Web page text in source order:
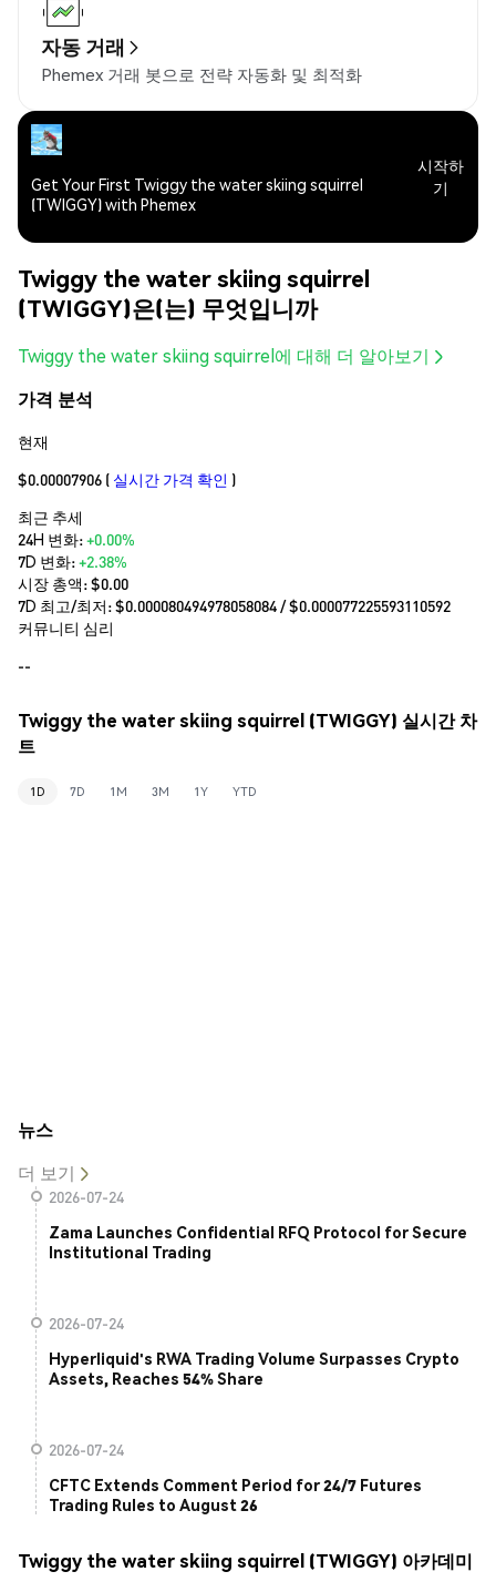
자동 거래
Phemex 거래 봇으로 전략 자동화 및 최적화
Get Your First Twiggy the water skiing squirrel
(TWIGGY) with Phemex
시작하
기
Twiggy the water skiing squirrel
(TWIGGY)은(는) 무엇입니까
Twiggy the water skiing squirrel에 대해 더 알아보기
가격 분석
현재
$0.00007906 ( 실시간 가격 확인 )
최근 추세
24H 변화:+0.00%
7D 변화:+2.38%
시장 총액:$0.00
7D 최고/최저: $0.000080494978058084/ $0.000077225593110592
커뮤니티 심리
--
Twiggy the water skiing squirrel (TWIGGY) 실시간 차
트
1D 7D 1M 3M 1Y YTD
뉴스
더 보기
2026-07-24
Zama Launches Confidential RFQ Protocol for Secure
Institutional Trading
2026-07-24
Hyperliquid's RWA Trading Volume Surpasses Crypto
Assets, Reaches 54% Share
2026-07-24
CFTC Extends Comment Period for 24/7 Futures
Trading Rules to August 26
Twiggy the water skiing squirrel (TWIGGY) 아카데미